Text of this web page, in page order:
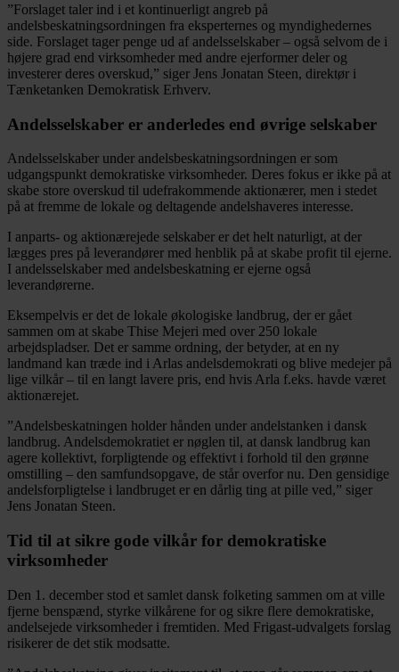
”Forslaget taler ind i et kontinuerligt angreb på
andelsbeskatningsordningen fra eksperternes og myndighedernes
side. Forslaget tager penge ud af andelsselskaber – også selvom de i
højere grad end virksomheder med andre ejerformer deler og
investerer deres overskud,” siger Jens Jonatan Steen, direktør i
Tænketanken Demokratisk Erhverv.
Andelsselskaber er anderledes end øvrige selskaber
Andelsselskaber under andelsbeskatningsordningen er som
udgangspunkt demokratiske virksomheder. Deres fokus er ikke på at
skabe store overskud til udefrakommende aktionærer, men i stedet
på at fremme de lokale og deltagende andelshaveres interesse.
I anparts- og aktionærejede selskaber er det helt naturligt, at der
lægges pres på leverandører med henblik på at skabe profit til ejerne.
I andelsselskaber med andelsbeskatning er ejerne også
leverandørerne.
Eksempelvis er det de lokale økologiske landbrug, der er gået
sammen om at skabe Thise Mejeri med over 250 lokale
arbejdspladser. Det er samme ordning, der betyder, at en ny
landmand kan træde ind i Arlas andelsdemokrati og blive medejer på
lige vilkår – til en langt lavere pris, end hvis Arla f.eks. havde været
aktionærejet.
”Andelsbeskatningen holder hånden under andelstanken i dansk
landbrug. Andelsdemokratiet er nøglen til, at dansk landbrug kan
agere kollektivt, forpligtende og effektivt i forhold til den grønne
omstilling – den samfundsopgave, de står overfor nu. Den gensidige
andelsforpligtelse i landbruget er en dårlig ting at pille ved,” siger
Jens Jonatan Steen.
Tid til at sikre gode vilkår for demokratiske
virksomheder
Den 1. december stod et samlet dansk folketing sammen om at ville
fjerne benspænd, styrke vilkårene for og sikre flere demokratiske,
andelsejede virksomheder i fremtiden. Med Frigast-udvalgets forslag
risikerer de det stik modsatte.